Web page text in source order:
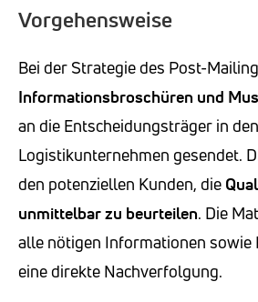
Vorgehensweise
Bei der Strategie des Post-
Informationsbroschüren und
an die Entscheidungsträger in den
Logistikunternehmen gesendet.
den potenziellen Kunden, die
unmittelbar zu beurteilen. Die
alle nötigen Informationen
eine direkte Nachverfolgung.